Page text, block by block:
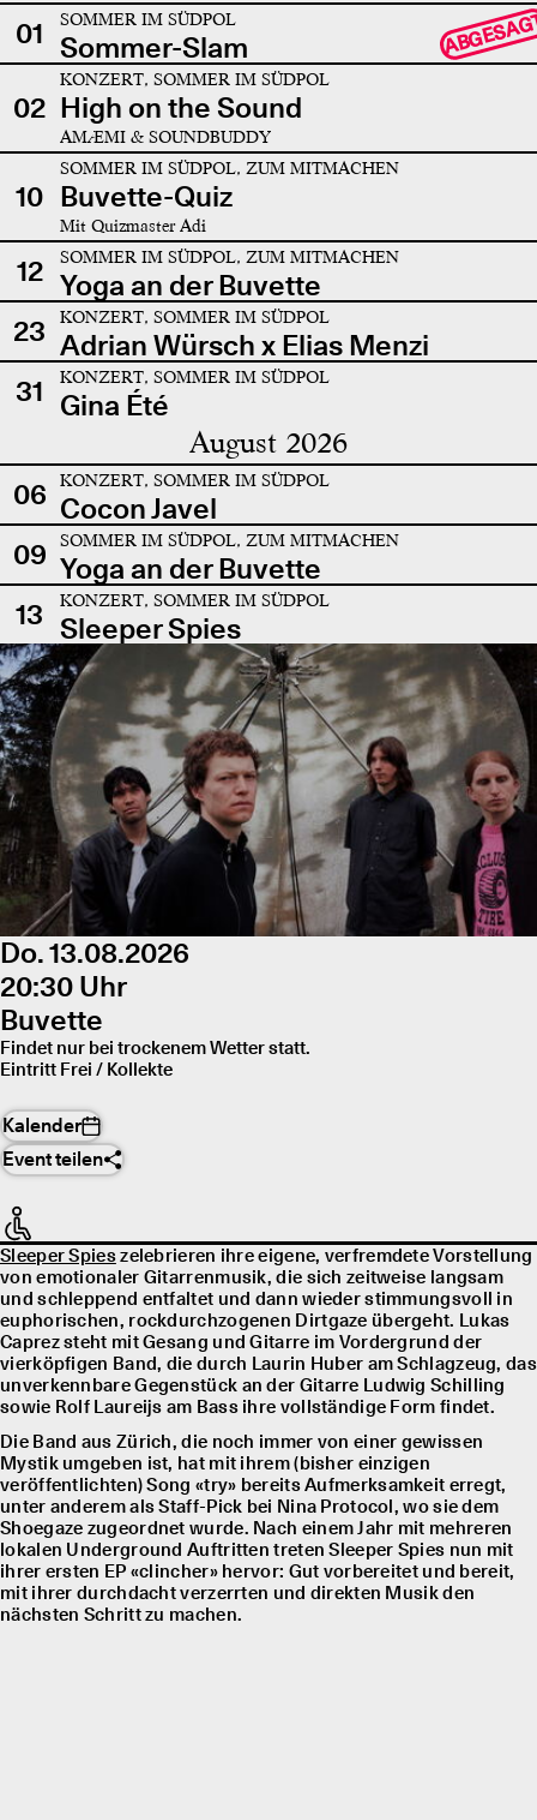
01 SOMMER IM SÜDPOL
Sommer-Slam
02
KONZERT, SOMMER IM SÜDPOL
High on the Sound
AMÆMI & SOUNDBUDDY
10
SOMMER IM SÜDPOL, ZUM MITMACHEN
Buvette-Quiz
Mit Quizmaster Adi
12 SOMMER IM SÜDPOL, ZUM MITMACHEN
Yoga an der Buvette
23
KONZERT, SOMMER IM SÜDPOL
Adrian Würsch x Elias Menzi
31
KONZERT, SOMMER IM SÜDPOL
Gina Été
August 2026
06 KONZERT, SOMMER IM SÜDPOL
Cocon Javel
09
SOMMER IM SÜDPOL, ZUM MITMACHEN
Yoga an der Buvette
13
KONZERT, SOMMER IM SÜDPOL
Sleeper Spies
Do. 13.08.2026
20:30 Uhr
Buvette
Findet nur bei trockenem Wetter statt.
Eintritt Frei / Kollekte
Kalender
Event teilen
Sleeper Spieszelebrieren ihre eigene, verfremdete Vorstellung
von emotionaler Gitarrenmusik, die sich zeitweise langsam
und schleppend entfaltet und dann wieder stimmungsvoll in
euphorischen, rockdurchzogenen Dirtgaze übergeht. Lukas
Caprez steht mit Gesang und Gitarre im Vordergrund der
vierköpfigen Band, die durch Laurin Huber am Schlagzeug, das
unverkennbare Gegenstück an der Gitarre Ludwig Schilling
sowie Rolf Laureĳs am Bass ihre vollständige Form findet.
Die Band aus Zürich, die noch immer von einer gewissen
Mystik umgeben ist, hat mit ihrem (bisher einzigen
veröffentlichten) Song «try» bereits Aufmerksamkeit erregt,
unter anderem als Staff-Pick bei Nina Protocol, wo sie dem
Shoegaze zugeordnet wurde. Nach einem Jahr mit mehreren
lokalen Underground Auftritten treten Sleeper Spies nun mit
ihrer ersten EP «clincher» hervor: Gut vorbereitet und bereit,
mit ihrer durchdacht verzerrten und direkten Musik den
nächsten Schritt zu machen.